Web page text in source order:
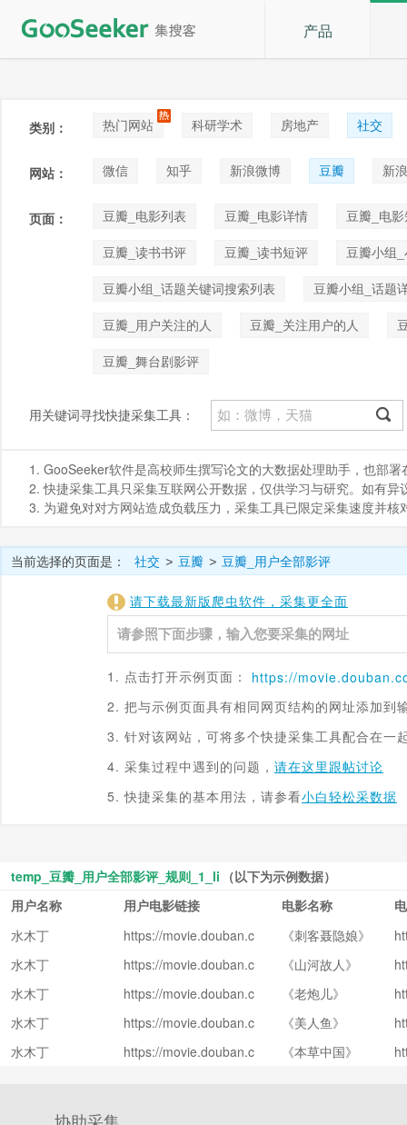
产品
类别： 热门网站 科研学术 房地产
社交
论坛贴吧
拍卖 音乐
网站： 微信 知乎 新浪微博 豆瓣
新
快手
喜马拉雅 小红书
页面： 豆瓣_电影列表 豆瓣_电影详情
豆瓣_电
豆瓣_读书书评
豆瓣_读书短评
豆瓣小组
豆瓣小组_话题关键词搜索列表
豆瓣小组_话题
豆瓣_用户关注的人
豆瓣_关注用户的人
豆瓣_舞台剧影评
用关键词寻找快捷采集工具：
1. GooSeeker软件是高校师生撰写论文的大数据处理助手，也部
2. 快捷采集工具只采集互联网公开数据，仅供学习与研究。如有
3. 为避免对对方网站造成负载压力，采集工具已限定采集速度并
当前选择的页面是： 社交 > 豆瓣 > 豆瓣_用户全部影评
请下载最新版爬虫软件，采集更全面
1. 点击打开示例页面： https://
2. 把与示例页面具有相同网页结构的网址添加到
3. 针对该网站，可将多个快捷采集工具配合在一
4. 采集过程中遇到的问题， 请在这里跟帖讨论
5. 快捷采集的基本用法，请参看小白轻松采数据
temp_豆瓣_用户全部影评_规则_1_li （以下为示例数据）
用户名称
用户电影链接 电影名称
水木丁
https://movie.douban.c
《刺客聂隐娘》
水木丁
https://movie.douban.c
《山河故人》
水木丁
https://movie.douban.c
《老炮儿》
水木丁
https://movie.douban.c
《美人鱼》
水木丁
https://movie.douban.c
《本草中国》